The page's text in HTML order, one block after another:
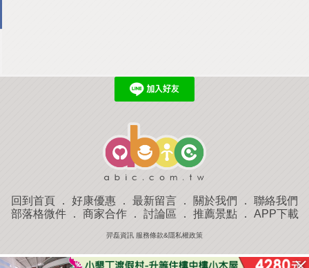
回到首頁 ． 好康優惠 ． 最新留言 ． 關於我們 ． 聯絡我們
部落格微件． 商家合作． 討論區 ． 推薦景點． APP下載
羿磊資訊 服務條款&隱私權政策